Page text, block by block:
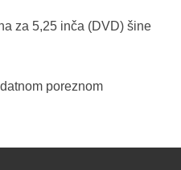
za 5,25 inča (DVD) šine
poreznom